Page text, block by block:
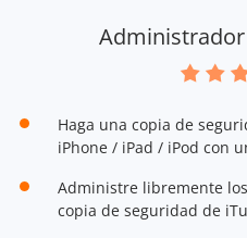
Haga una copia de
iPhone / iPad / iPod con
Administre libremente
copia de seguridad de